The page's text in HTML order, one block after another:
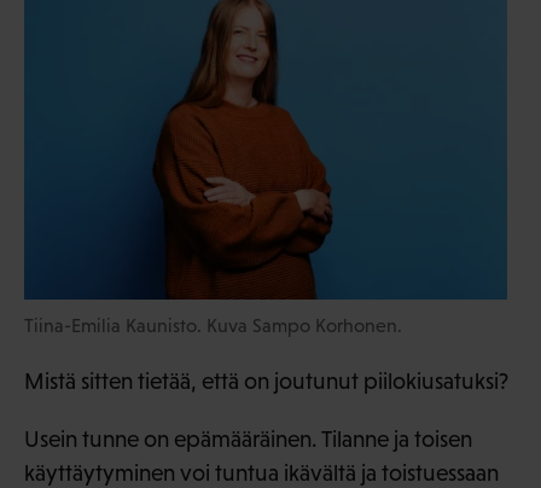
Tiina-Emilia Kaunisto. Kuva Sampo Korhonen.
Mistä sitten tietää, että on joutunut piilokiusatuksi?
Usein tunne on epämääräinen. Tilanne ja toisen
käyttäytyminen voi tuntua ikävältä ja toistuessaan